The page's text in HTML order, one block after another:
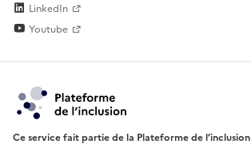
LinkedIn
Youtube
Ce service fait partie de la Plateforme de l’inclusion